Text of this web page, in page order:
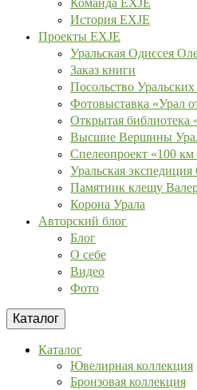
Команда EXJE
История EXJE
Проекты EXJE
Уральская Одиссея
Заказ книги
Посольство Уральских
Фотовыставка «Урал
Открытая библиотека
Высшие Вершины
Спелеопроект «100
Уральская экспедиция
Памятник клещу
Корона Урала
Авторский блог
Блог
О себе
Видео
Фото
Каталог
Каталог
Ювелирная коллекция
Бронзовая коллекция